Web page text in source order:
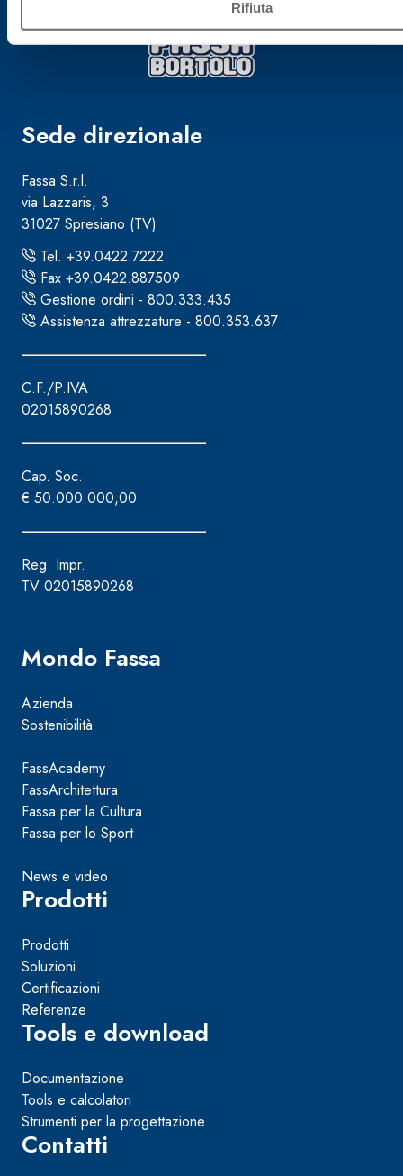
Rifiuta
Sede direzionale
Fassa S.r.l.
via Lazzaris, 3
31027 Spresiano (TV)
Tel. +39.0422.7222
Fax +39.0422.887509
Gestione ordini - 800.333.435
Assistenza attrezzature - 800.353.637
C.F./P.IVA
02015890268
Cap. Soc.
€ 50.000.000,00
Reg. Impr.
TV 02015890268
Mondo Fassa
Azienda
Sostenibilità
FassAcademy
FassArchitettura
Fassa per la Cultura
Fassa per lo Sport
News e video
Prodotti
Prodotti
Soluzioni
Certificazioni
Referenze
Tools e download
Documentazione
Tools e calcolatori
Strumenti per la progettazione
Contatti